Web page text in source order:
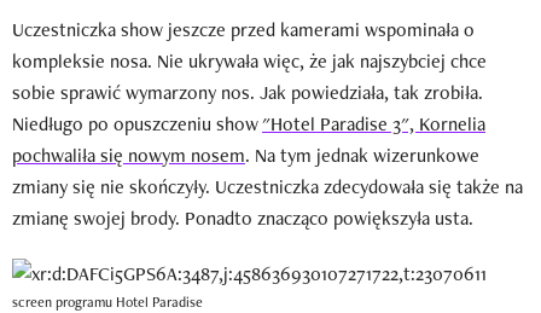
Uczestniczka show jeszcze przed kamerami wspominała o
kompleksie nosa. Nie ukrywała więc, że jak najszybciej chce
sobie sprawić wymarzony nos. Jak powiedziała, tak zrobiła.
Niedługo po opuszczeniu show"Hotel Paradise 3", Kornelia
pochwaliła się nowym nosem. Na tym jednak wizerunkowe
zmiany się nie skończyły. Uczestniczka zdecydowała się także na
zmianę swojej brody. Ponadto znacząco powiększyła usta.
screen programu Hotel Paradise